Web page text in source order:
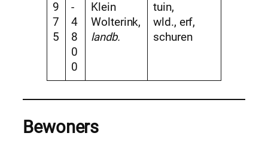
9
7
5
-
4
8
0
0
Klein
Wolterink,
landb.
tuin,
wld., erf,
schuren
Bewoners